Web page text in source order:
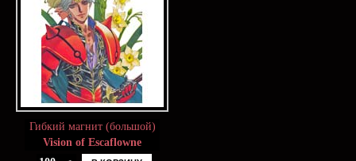
Гибкий магнит (большой)
Vision of Escaflowne